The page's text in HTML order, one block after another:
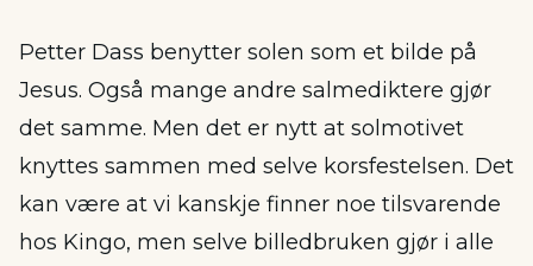
Petter Dass benytter solen som et bilde på
Jesus. Også mange andre salmediktere gjør
det samme. Men det er nytt at solmotivet
knyttes sammen med selve korsfestelsen. Det
kan være at vi kanskje finner noe tilsvarende
hos Kingo, men selve billedbruken gjør i alle